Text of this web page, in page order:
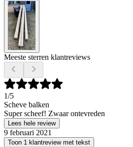
Meeste sterren klantreviews
1/5
Scheve balken
Super scheef! Zwaar ontevreden
Lees hele review
9 februari 2021
Toon 1 klantreview met tekst